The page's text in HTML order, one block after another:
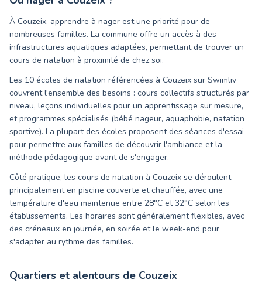
À Couzeix, apprendre à nager est une priorité pour de
nombreuses familles. La commune offre un accès à des
infrastructures aquatiques adaptées, permettant de trouver un
cours de natation à proximité de chez soi.
Les 10 écoles de natation référencées à Couzeix sur Swimliv
couvrent l'ensemble des besoins : cours collectifs structurés par
niveau, leçons individuelles pour un apprentissage sur mesure,
et programmes spécialisés (bébé nageur, aquaphobie, natation
sportive). La plupart des écoles proposent des séances d'essai
pour permettre aux familles de découvrir l'ambiance et la
méthode pédagogique avant de s'engager.
Côté pratique, les cours de natation à Couzeix se déroulent
principalement en piscine couverte et chauffée, avec une
température d'eau maintenue entre 28°C et 32°C selon les
établissements. Les horaires sont généralement flexibles, avec
des créneaux en journée, en soirée et le week-end pour
s'adapter au rythme des familles.
Quartiers et alentours de Couzeix